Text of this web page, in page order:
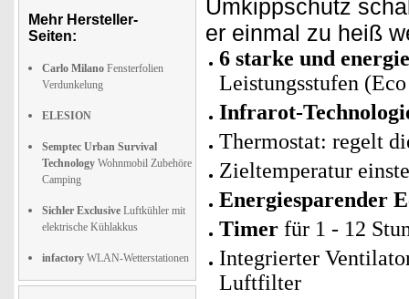
Mehr Hersteller-
Seiten:
Carlo Milano Fensterfolien
Verdunkelung
ELESION
Semptec Urban Survival
Technology Wohnmobil Zubehöre
Camping
Sichler Exclusive Luftkühler mit
elektrische Kühlakkus
infactory WLAN-Wetterstationen
Umkippschutz
er einmal zu heiß
6 starke und
Leistungsstufen
Infrarot-
Thermostat: regelt
Zieltemperatur
Energiesparender
Timer für 1 - 12
Integrierter
Luftfilter